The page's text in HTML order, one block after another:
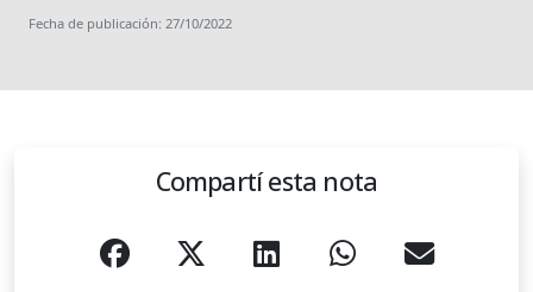
Fecha de publicación: 27/10/2022
Compartí esta nota